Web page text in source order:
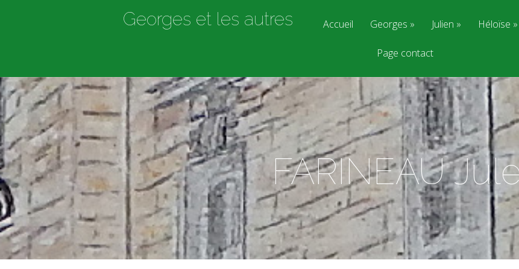
Georges et les autres Accueil Georges Julien Héloïse
Page contact
FARINEAU